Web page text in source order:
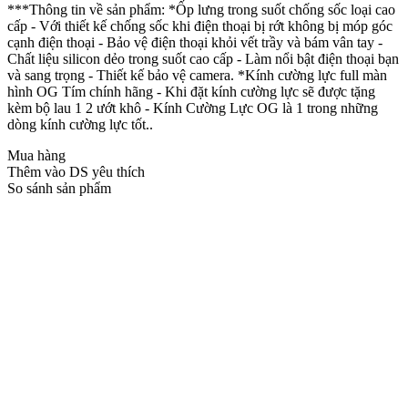
***Thông tin về sản phẩm: *Ốp lưng trong suốt chống sốc loại cao
cấp - Với thiết kế chống sốc khi điện thoại bị rớt không bị móp góc
cạnh điện thoại - Bảo vệ điện thoại khỏi vết trầy và bám vân tay -
Chất liệu silicon dẻo trong suốt cao cấp - Làm nổi bật điện thoại bạn
và sang trọng - Thiết kế bảo vệ camera. *Kính cường lực full màn
hình OG Tím chính hãng - Khi đặt kính cường lực sẽ được tặng
kèm bộ lau 1 2 ướt khô - Kính Cường Lực OG là 1 trong những
dòng kính cường lực tốt..
Mua hàng
Thêm vào DS yêu thích
So sánh sản phẩm